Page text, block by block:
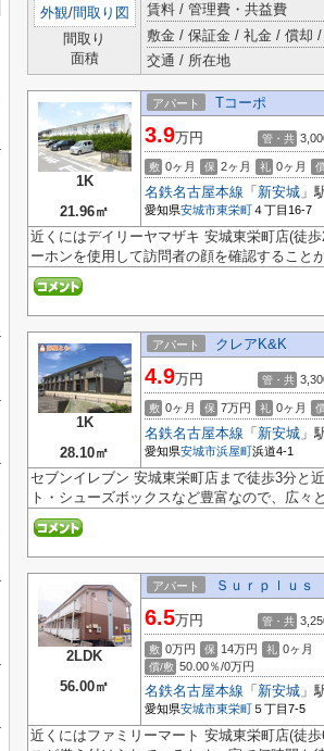
外観/間取り図
間取り
面積
賃料 / 管理費・共益費
敷金 / 保証金 / 礼金 / 償却 /
交通 / 所在地
1K
21.96㎡
アパート Tコーポ
3.9万円 管・共
敷 0ヶ月 保 2ヶ月 礼 0ヶ月
名鉄名古屋本線 「 新安城 」
愛知県安城市東栄町４丁目16-7
近くにはデイリーヤマザキ 安城東栄町店(徒
ーホンを使用して訪問者の顔を確認すること
1K
28.10㎡
アパート クレアK&K
4.9万円 管・共
敷 0ヶ月 保 7万円 礼 0ヶ月
名鉄名古屋本線 「 新安城 」
愛知県安城市浜屋町浜道4-1
セブンイレブン 安城東栄町店まで徒歩3分と
ト・シューズボックスなど豊富なので、広々
2LDK
56.00㎡
アパート Ｓｕｒｐｌｕ
6.5万円 管・共
敷 0万円 保 14万円 礼 0ヶ月
償/敷 50.00％/0万円
名鉄名古屋本線 「 新安城 」
愛知県安城市東栄町 ５丁目7-5
近くにはファミリーマート 安城東栄町店(徒